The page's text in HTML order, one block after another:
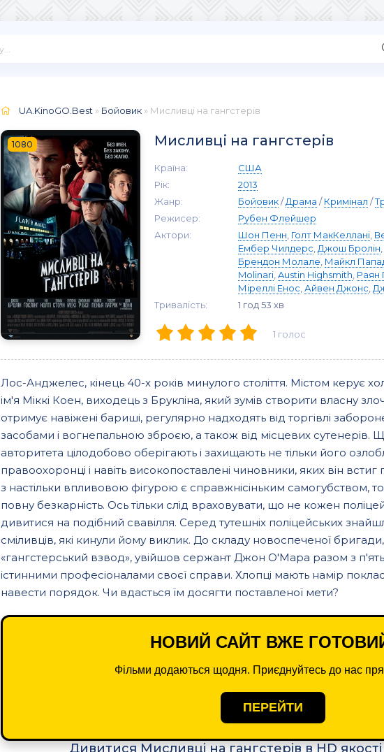
UA.KinoGO.Best » Бойовик » Мисливці на гангстерів
1080 Мисливці на гангстерів
Країна:
США
Рік:
2013
Жанр:
Бойовик/Драма /Кримінал /
Режисер:
Рубен Флейшер
Актори:
Шон Пенн Голт МакКеллані
Ембер Чилдерс Джош Бролін
Брендон Молале Майкл
Molinari Austin Highsmith Раян
Міреллі Енос Айвен Джонс
Тривалість:
1 год 53 хв
1 голос
Лос-Анджелес, кінець 40-х років минулого століття. Містом керує
ім'я Міккі Коен, виходець з Брукліна, який зумів створити власну
отримує навіжені бариші, регулярно надходять від торгівлі
засобами і вогнепальною зброєю, а також від місцевих сутенерів.
авторитета цілодобово оберігають і захищають не тільки його
правоохоронці і навіть високопоставлені чиновники, яких він
з настільки впливовою фігурою є справжнісіньким самогубством,
повну безкарність. Ось тільки слід враховувати, що не кожен
дивитися на подібний свавілля. Серед тутешніх поліцейських
сміливців, які кинули йому виклик. До складу новоспеченої
«гангстерський взвод», увійшов сержант Джон О'Мара разом з
істинними професіоналами своєї справи. Хлопці мають намір
навести порядок. Чи вдасться їм досягти поставленої мети?
НОВИЙ САЙТ ВЖЕ
Фільми додаються щодня. Приєднуйтесь до нас
ПЕРЕЙТИ
Дивитися Мисливці на гангстерів в HD